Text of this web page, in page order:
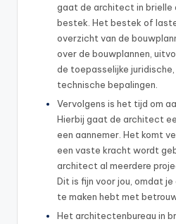
gaat de architect in brielle
bestek. Het bestek of
overzicht van de
over de bouwplannen,
de toepasselijke
technische bepalingen.
Vervolgens is het tijd om
Hierbij gaat de architect
een aannemer. Het komt
een vaste kracht wordt
architect al meerdere
Dit is fijn voor jou, omdat
te maken hebt met
Het architectenbureau in